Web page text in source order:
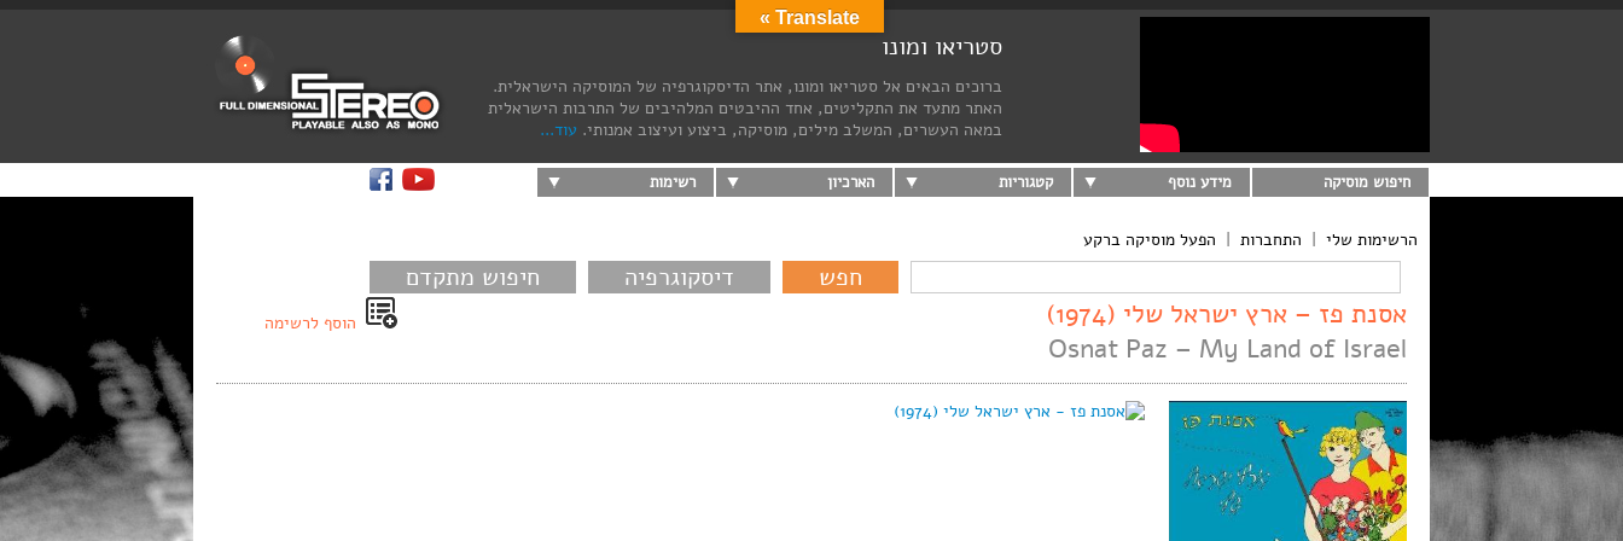
סטריאו ומונו
ברוכים הבאים אל סטריאו ומונו, אתר הדיסקוגרפיה של המוסיקה הישראלית.
האתר מתעד את התקליטים, אחד ההיבטים המלהיבים של התרבות הישראלית
במאה העשרים, המשלב מילים, מוסיקה, ביצוע ועיצוב אמנותי. עוד...
חיפוש מוסיקה מידע נוסף קטגוריות הארכיון רשימות
הרשימות שלי | התחברות | הפעל מוסיקה ברקע
דיסקוגרפיה חיפוש מתקדם
הוסף לרשימה
אסנת פז – ארץ ישראל שלי (1974)
Osnat Paz – My Land of Israel
Translate »